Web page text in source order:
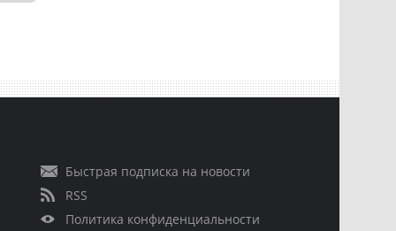
Быстрая подписка на новости
RSS
Политика конфиденциальности